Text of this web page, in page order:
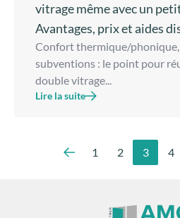
vitrage même avec un
Avantages, prix et aides
Confort thermique/
subventions : le point pour
double vitrage...
Lire la suite
1 2 3 4